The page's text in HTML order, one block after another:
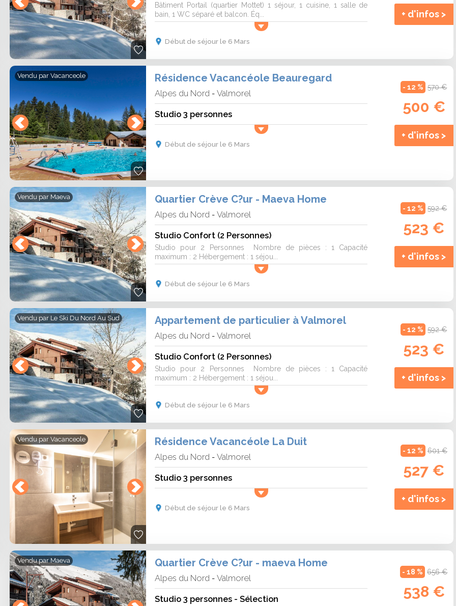
Bâtiment Portail (quartier Mottet) 1 séjour, 1 cuisine, 1 salle de
bain, 1 WC séparé et balcon. Éq...
Début de séjour le 6 Mars
+ d'infos >
Vendu parVacanceole Résidence Vacancéole Beauregard
Alpes du Nord -Valmorel
Studio 3 personnes
Début de séjour le 6 Mars
- 12 % 570 €
500 €
+ d'infos >
Vendu par Maeva Quartier Crève C?ur - Maeva Home
Alpes du Nord -Valmorel
Studio Confort (2 Personnes)
Studio pour 2 Personnes Nombre de pièces : 1 Capacité
maximum : 2 Hébergement : 1 séjou...
Début de séjour le 6 Mars
- 12 % 592 €
523 €
+ d'infos >
Vendu par Le Ski Du Nord Au Sud Appartement de particulier à Valmorel
Alpes du Nord -Valmorel
Studio Confort (2 Personnes)
Studio pour 2 Personnes Nombre de pièces : 1 Capacité
maximum : 2 Hébergement : 1 séjou...
Début de séjour le 6 Mars
- 12 % 592 €
523 €
+ d'infos >
Vendu parVacanceole Résidence Vacancéole La Duit
Alpes du Nord -Valmorel
Studio 3 personnes
Début de séjour le 6 Mars
- 12 % 601 €
527 €
+ d'infos >
Vendu parMaeva Quartier Crève C?ur - maeva Home
Alpes du Nord -Valmorel
Studio 3 personnes - Sélection
- 18 % 656 €
538 €